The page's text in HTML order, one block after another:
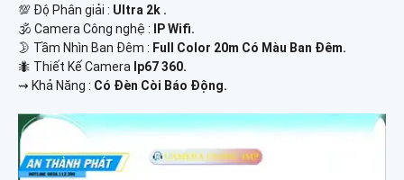
💯 Độ Phân giải : Ultra 2k .
🕉️ Camera Công nghệ : IP Wifi.
🌛 Tầm Nhìn Ban Đêm : Full Color 20m Có Màu Ban Đêm.
🐜 Thiết Kế Camera Ip67 360.
️⇝ Khả Năng : Có Đèn Còi Báo Động.